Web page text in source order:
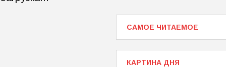
САМОЕ ЧИТАЕМОЕ
КАРТИНА ДНЯ